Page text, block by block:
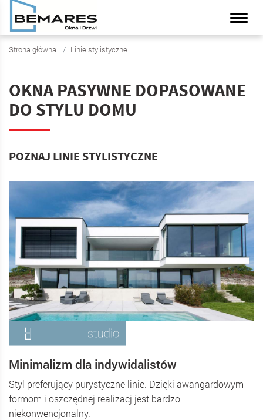
Strona główna Linie stylistyczne
OKNA PASYWNE DOPASOWANE
DO STYLU DOMU
POZNAJ LINIE STYLISTYCZNE
Minimalizm dla indywidalistów
Styl preferujący purystyczne linie. Dzięki awangardowym
formom i oszczędnej realizacj jest bardzo
niekonwencjonalny.